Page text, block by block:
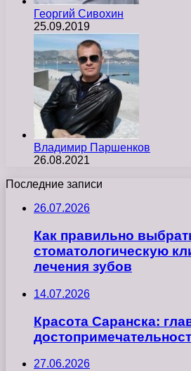
Георгий Сивохин
25.09.2019
Владимир Паршенков
26.08.2021
Последние записи
26.07.2026
Как правильно
стоматологическую
лечения зубов
14.07.2026
Красота Саранска:
27.06.2026